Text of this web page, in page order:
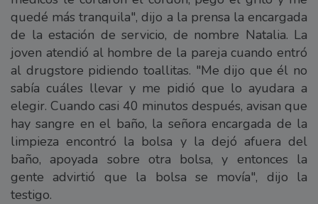
quedé más tranquila", dijo a la prensa la encargada
de la estación de servicio, de nombre Natalia. La
joven atendió al hombre de la pareja cuando entró
al drugstore pidiendo toallitas. "Me dijo que él no
sabía cuáles llevar y me pidió que lo ayudara a
elegir. Cuando casi 40 minutos después, avisan que
hay sangre en el baño, la señora encargada de la
limpieza encontró la bolsa y la dejó afuera del
baño, apoyada sobre otra bolsa, y entonces la
gente advirtió que la bolsa se movía", dijo la
testigo.